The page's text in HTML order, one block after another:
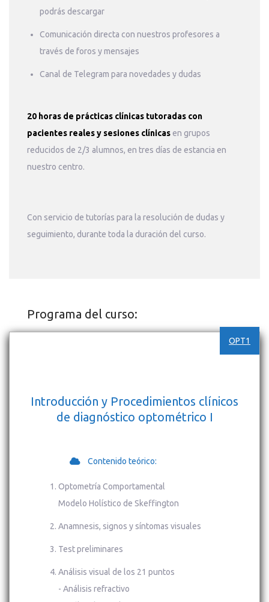
podrás descargar
Comunicación directa con nuestros profesores a
través de foros y mensajes
Canal de Telegram para novedades y dudas
20 horas de prácticas clínicas tutoradas con
pacientes reales y sesiones clínicas en grupos
reducidos de 2/3 alumnos, en tres días de estancia en
nuestro centro.
Con servicio de tutorías para la resolución de dudas y
seguimiento, durante toda la duración del curso.
Programa del curso:
OPT1
Introducción y Procedimientos clínicos
de diagnóstico optométrico I
Contenido teórico:
Optometría Comportamental
Modelo Holístico de Skeffington
Anamnesis, signos y síntomas visuales
Test preliminares
Análisis visual de los 21 puntos
- Análisis refractivo